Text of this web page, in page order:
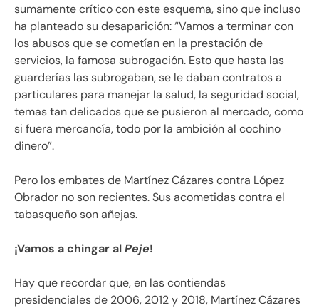
sumamente crítico con este esquema, sino que incluso
ha planteado su desaparición: “Vamos a terminar con
los abusos que se cometían en la prestación de
servicios, la famosa subrogación. Esto que hasta las
guarderías las subrogaban, se le daban contratos a
particulares para manejar la salud, la seguridad social,
temas tan delicados que se pusieron al mercado, como
si fuera mercancía, todo por la ambición al cochino
dinero”.
Pero los embates de Martínez Cázares contra López
Obrador no son recientes. Sus acometidas contra el
tabasqueño son añejas.
¡Vamos a chingar alPeje!
Hay que recordar que, en las contiendas
presidenciales de 2006, 2012 y 2018, Martínez Cázares